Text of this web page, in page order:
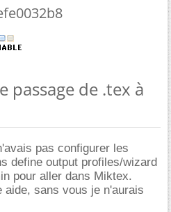
passage de .tex à
pas configurer les
define output profiles/wizard
pour aller dans Miktex.
aide, sans vous je n'aurais